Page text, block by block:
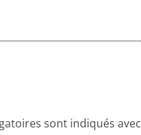
sont indiqués avec